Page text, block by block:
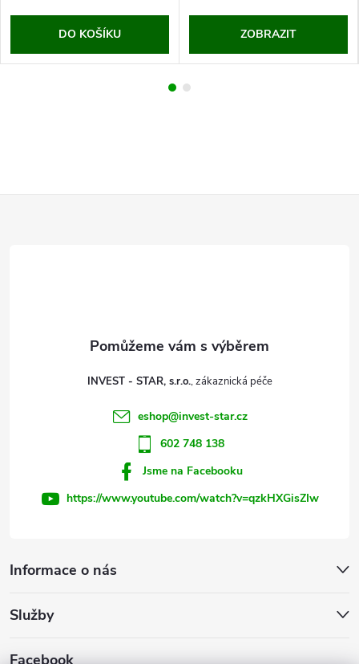
DO KOŠÍKU ZOBRAZIT
Informace o nás
Služby
Facebook
INVEST - STAR, s.r.o.
eshop@invest-star.cz
602 748 138
Jsme na Facebooku
https://www.youtube.com/watch?v=qzkHXGisZIw